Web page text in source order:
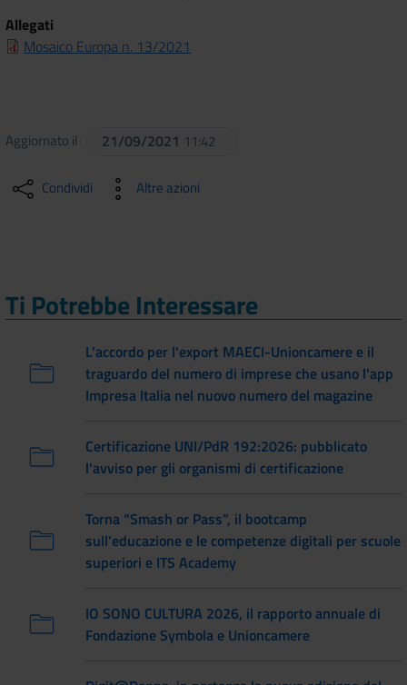
Allegati
Mosaico Europa n. 13/2021
Aggiornato il 21/09/2021 11:42
Condividi Altre azioni
Ti Potrebbe Interessare
L'accordo per l'export MAECI-Unioncamere e il
traguardo del numero di imprese che usano l'app
Impresa Italia nel nuovo numero del magazine
Certificazione UNI/PdR 192:2026: pubblicato
l'avviso per gli organismi di certificazione
Torna “Smash or Pass”, il bootcamp
sull’educazione e le competenze digitali per scuole
superiori e ITS Academy
IO SONO CULTURA 2026, il rapporto annuale di
Fondazione Symbola e Unioncamere